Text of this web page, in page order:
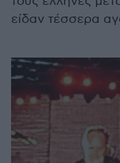
είδαν τέσσερα